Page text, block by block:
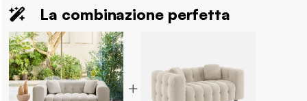
La combinazione perfetta